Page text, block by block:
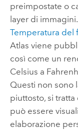
preimpostate o
layer di
Temperatura del
Atlas viene
così come un
Celsius a
Questi non sono
piuttosto, si
può essere
elaborazione